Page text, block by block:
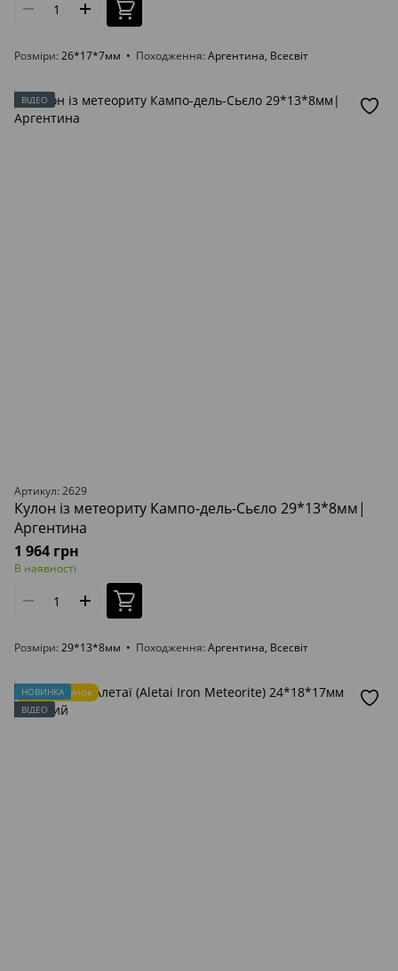
Розміри 26*17*7мм Походження Аргентина, Всесвіт
ВІДЕО
Артикул: 2629
Кулон із метеориту Кампо-дель-Сьєло 29*13*8мм|
Аргентина
1 964 грн
В наявності
Розміри 29*13*8мм Походження Аргентина, Всесвіт
Подарунок
НОВИНКА
ВІДЕО